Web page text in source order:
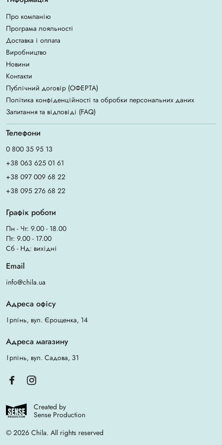
Про компанію
Програма лояльності
Доставка і оплата
Виробництво
Новини
Контакти
Публічний договір (ОФЕРТА)
Політика конфіденційності та обробки персональних даних
Запитання та відповіді (FAQ)
Телефони
0 800 35 95 13
+38 063 625 01 61
+38 097 009 68 22
+38 095 276 68 22
Графік роботи
Пн - Чт: 9.00 - 18.00
Пт: 9.00 - 17.00
Сб - Нд: вихідні
Email
info@chila.ua
Адреса офісу
Ірпінь, вул. Єрощенка, 14
Адреса магазину
Ірпінь, вул. Садова, 31
Created by
Sense Production
© 2026 Chila. All rights reserved